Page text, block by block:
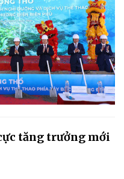
tăng trưởng mới